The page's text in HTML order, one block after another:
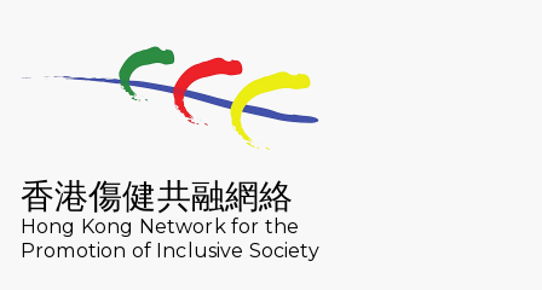
2026-07-23
猛龍長跑隊恆常練習 - 7月23日
（19:00開始）
猛龍長跑隊恆常練習 - 7月16日
2026-07-10
【猛龍戈壁118公里分享暨香港傷健共
融網絡15周年晚宴】
香港傷健共融網絡
Hong Kong Network for the
Promotion of Inclusive Society